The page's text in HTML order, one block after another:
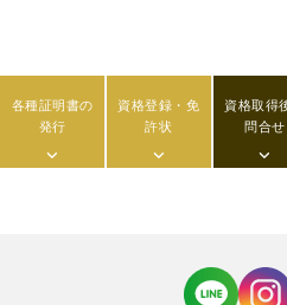
各種証明書の
発行
資格登録・免
許状
資格取得
問合せ